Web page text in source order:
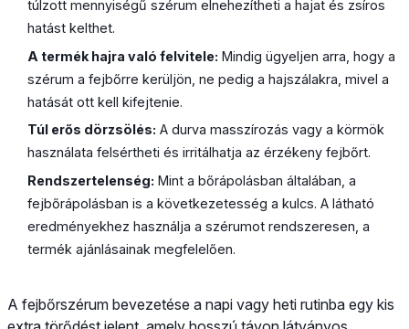
túlzott mennyiségű szérum elnehezítheti a hajat és zsíros
hatást kelthet.
A termék hajra való felvitele: Mindig ügyeljen arra, hogy a
szérum a fejbőrre kerüljön, ne pedig a hajszálakra, mivel a
hatását ott kell kifejtenie.
Túl erős dörzsölés: A durva masszírozás vagy a körmök
használata felsértheti és irritálhatja az érzékeny fejbőrt.
Rendszertelenség: Mint a bőrápolásban általában, a
fejbőrápolásban is a következetesség a kulcs. A látható
eredményekhez használja a szérumot rendszeresen, a
termék ajánlásainak megfelelően.
A fejbőrszérum bevezetése a napi vagy heti rutinba egy kis